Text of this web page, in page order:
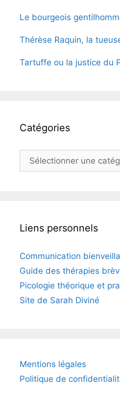
Le bourgeois
Thérèse Raquin, la
Tartuffe ou la justice du
Catégories
Catégories
Liens personnels
Communication
Guide des thérapies
Picologie théorique et
Site de Sarah Diviné
Mentions légales
Politique de